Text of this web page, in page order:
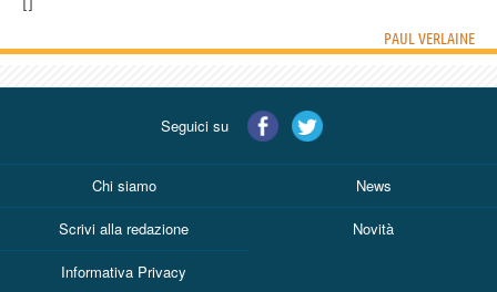
PAUL VERLAINE
Seguici su
Chi siamo News
Scrivi alla redazione Novità
Informativa Privacy